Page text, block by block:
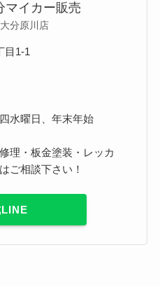
マイカー販売
分原川店
目1-1
水曜日、年末年始
理・板金塗装・レッカ
ご相談下さい！